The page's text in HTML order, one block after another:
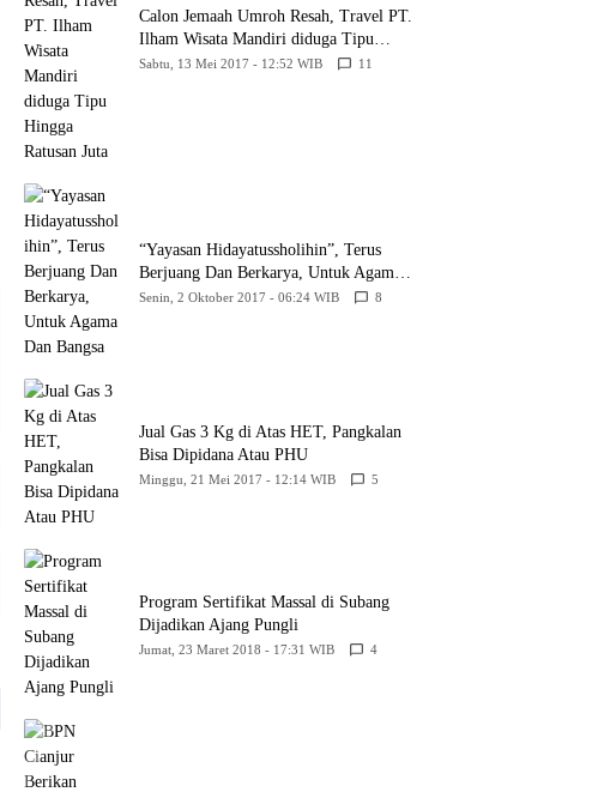
Calon Jemaah Umroh Resah, Travel PT.
Ilham Wisata Mandiri diduga Tipu
Hingga Ratusan Juta
Sabtu, 13 Mei 2017 - 12:52 WIB 11
“Yayasan Hidayatussholihin”, Terus
Berjuang Dan Berkarya, Untuk Agama
Dan Bangsa
Senin, 2 Oktober 2017 - 06:24 WIB 8
Jual Gas 3 Kg di Atas HET, Pangkalan
Bisa Dipidana Atau PHU
Minggu, 21 Mei 2017 - 12:14 WIB 5
Program Sertifikat Massal di Subang
Dijadikan Ajang Pungli
Jumat, 23 Maret 2018 - 17:31 WIB 4